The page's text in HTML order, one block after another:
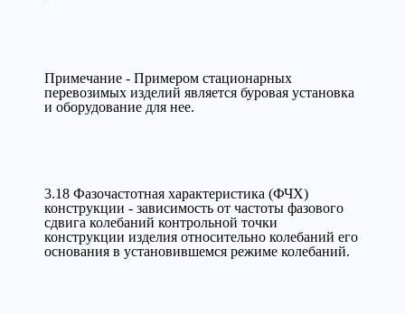
Примечание - Примером стационарных
перевозимых изделий является буровая установка
и оборудование для нее.
3.18 Фазочастотная характеристика (ФЧХ)
конструкции - зависимость от частоты фазового
сдвига колебаний контрольной точки
конструкции изделия относительно колебаний его
основания в установившемся режиме колебаний.